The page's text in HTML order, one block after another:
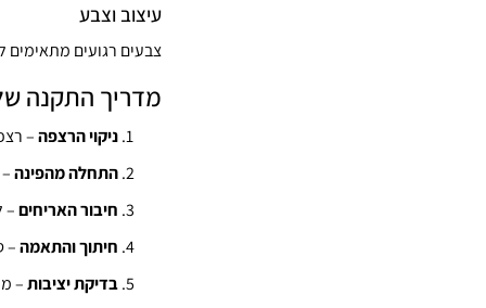
עיצוב וצבע
צבעים רגועים מתאימים
מדריך התקנה
ניקוי הרצפה–
התחלה מהפינה–
חיבור האריחים–
חיתוך והתאמה–
בדיקת יציבות–